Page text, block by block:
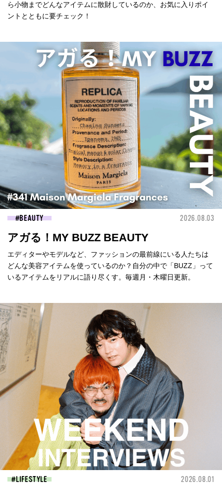
ら小物までどんなアイテムに散財しているのか、お気に入りポイ
ントとともに要チェック！
BEAUTY 2026.08.03
アガる！MY BUZZ BEAUTY
エディターやモデルなど、ファッションの最前線にいる人たちは
どんな美容アイテムを使っているのか？自分の中で「BUZZ」って
いるアイテムをリアルに語り尽くす。毎週月・木曜日更新。
LIFESTYLE 2026.08.01